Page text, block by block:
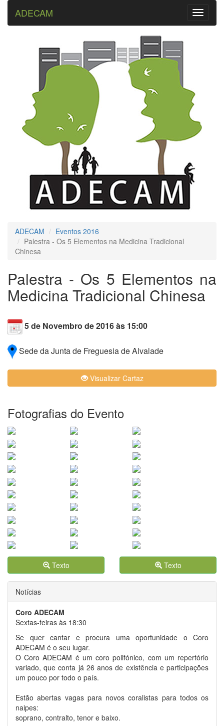
Toggle
ADECAM
ADECAM
Eventos 2016
Palestra - Os 5 Elementos na Medicina Tradicional
Chinesa
Palestra - Os 5 Elementos na
Medicina Tradicional Chinesa
5 de Novembro de 2016 às 15:00
Sede da Junta de Freguesia de Alvalade
Visualizar Cartaz
Fotografias do Evento
Texto Texto
Notícias
Coro ADECAM
Sextas-feiras às 18:30
Se quer cantar e procura uma oportunidade o Coro
ADECAM é o seu lugar.
O Coro ADECAM é um coro polifónico, com um repertório
variado, que conta já 26 anos de existência e participações
um pouco por todo o país.
Estão abertas vagas para novos coralistas para todos os
naipes:
soprano, contralto, tenor e baixo.